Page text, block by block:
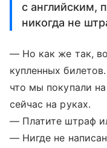
с английским,
никогда не
— Но как же так,
купленных
что мы покупали
сейчас на руках.
— Платите штраф
— Нигде не